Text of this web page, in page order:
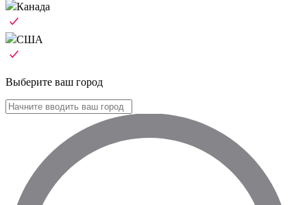
Канада
США
Выберите ваш город